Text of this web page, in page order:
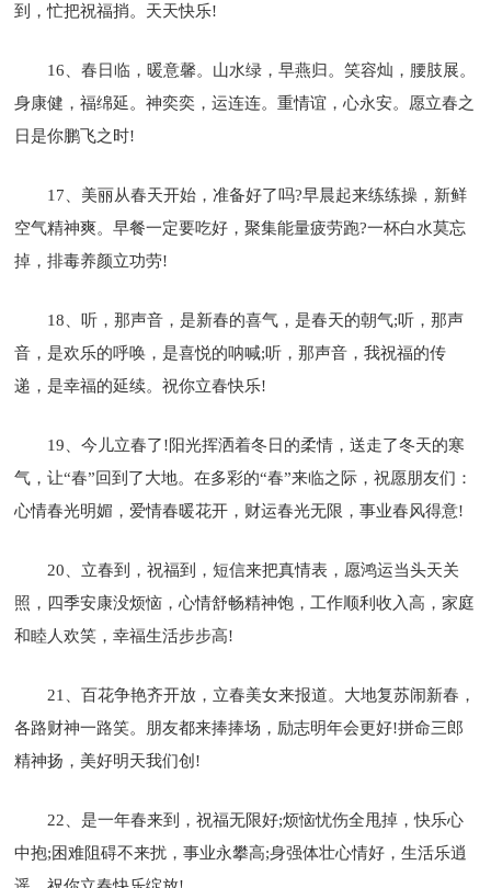
到，忙把祝福捎。天天快乐!
16、春日临，暖意馨。山水绿，早燕归。笑容灿，腰肢展。
身康健，福绵延。神奕奕，运连连。重情谊，心永安。愿立春之
日是你鹏飞之时!
17、美丽从春天开始，准备好了吗?早晨起来练练操，新鲜
空气精神爽。早餐一定要吃好，聚集能量疲劳跑?一杯白水莫忘
掉，排毒养颜立功劳!
18、听，那声音，是新春的喜气，是春天的朝气;听，那声
音，是欢乐的呼唤，是喜悦的呐喊;听，那声音，我祝福的传
递，是幸福的延续。祝你立春快乐!
19、今儿立春了!阳光挥洒着冬日的柔情，送走了冬天的寒
气，让“春”回到了大地。在多彩的“春”来临之际，祝愿朋友们：
心情春光明媚，爱情春暖花开，财运春光无限，事业春风得意!
20、立春到，祝福到，短信来把真情表，愿鸿运当头天关
照，四季安康没烦恼，心情舒畅精神饱，工作顺利收入高，家庭
和睦人欢笑，幸福生活步步高!
21、百花争艳齐开放，立春美女来报道。大地复苏闹新春，
各路财神一路笑。朋友都来捧捧场，励志明年会更好!拼命三郎
精神扬，美好明天我们创!
22、是一年春来到，祝福无限好;烦恼忧伤全甩掉，快乐心
中抱;困难阻碍不来扰，事业永攀高;身强体壮心情好，生活乐逍